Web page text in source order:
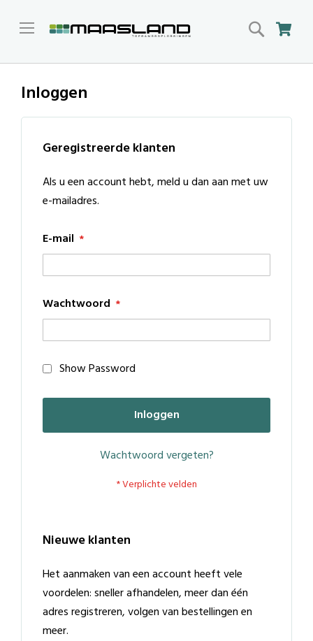
Search
Inloggen
Geregistreerde klanten
Als u een account hebt, meld u dan aan met uw
e-mailadres.
E-mail
Wachtwoord
Show Password
Inloggen
Wachtwoord vergeten?
Nieuwe klanten
Het aanmaken van een account heeft vele
voordelen: sneller afhandelen, meer dan één
adres registreren, volgen van bestellingen en
meer.